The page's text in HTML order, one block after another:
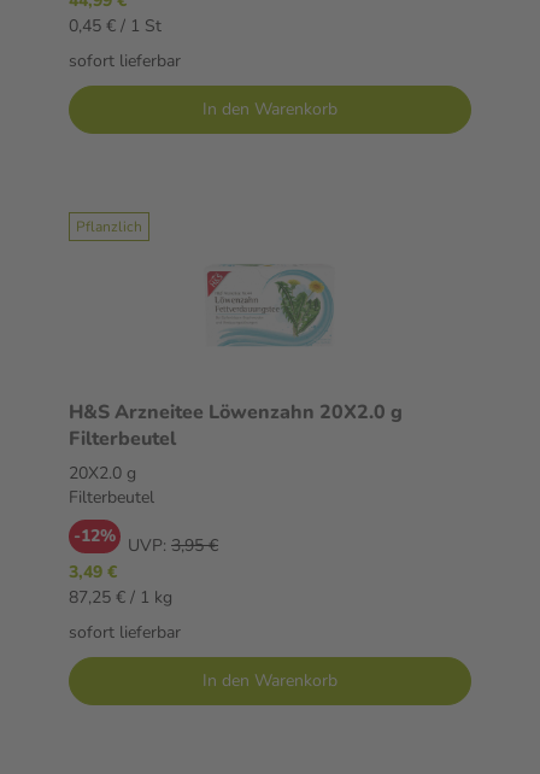
0,45 € / 1 St
sofort lieferbar
In den Warenkorb
Pflanzlich
H&S Arzneitee Löwenzahn 20X2.0 g
Filterbeutel
20X2.0 g
Filterbeutel
-12% UVP: 3,95 €
3,49 €
87,25 € / 1 kg
sofort lieferbar
In den Warenkorb